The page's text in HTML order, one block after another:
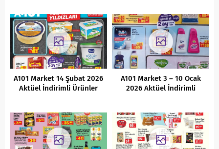
A101 Market 14 Şubat 2026
Aktüel İndirimli Ürünler
A101 Market 3 – 10 Ocak
2026 Aktüel İndirimli